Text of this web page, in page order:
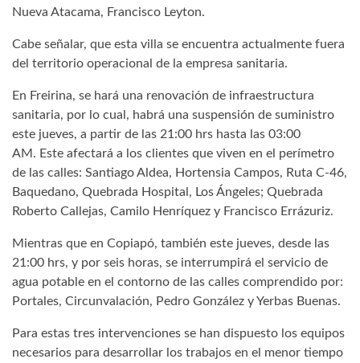
Nueva Atacama, Francisco Leyton.
Cabe señalar, que esta villa se encuentra actualmente fuera
del territorio operacional de la empresa sanitaria.
En Freirina, se hará una renovación de infraestructura
sanitaria, por lo cual, habrá una suspensión de suministro
este jueves, a partir de las 21:00 hrs hasta las 03:00
AM. Este afectará a los clientes que viven en el perímetro
de las calles: Santiago Aldea, Hortensia Campos, Ruta C-46,
Baquedano, Quebrada Hospital, Los Ángeles; Quebrada
Roberto Callejas, Camilo Henríquez y Francisco Errázuriz.
Mientras que en Copiapó, también este jueves, desde las
21:00 hrs, y por seis horas, se interrumpirá el servicio de
agua potable en el contorno de las calles comprendido por:
Portales, Circunvalación, Pedro González y Yerbas Buenas.
Para estas tres intervenciones se han dispuesto los equipos
necesarios para desarrollar los trabajos en el menor tiempo